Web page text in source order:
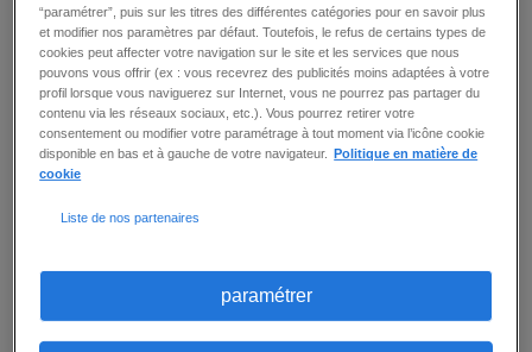
Toutes nos offres
d’emplois
à tous vos critères.
créer une alerte email
à ces critères, ouenvoyer votre candidature
“paramétrer”, puis sur les titres des différentes catégories pour en savoir plus
et modifier nos paramètres par défaut. Toutefois, le refus de certains types de
cookies peut affecter votre navigation sur le site et les services que nous
pouvons vous offrir (ex : vous recevrez des publicités moins adaptées à votre
profil lorsque vous naviguerez sur Internet, vous ne pourrez pas partager du
contenu via les réseaux sociaux, etc.). Vous pourrez retirer votre
consentement ou modifier votre paramétrage à tout moment via l’icône cookie
disponible en bas et à gauche de votre navigateur.
Politique en matière de
cookie
Liste de nos partenaires
paramétrer